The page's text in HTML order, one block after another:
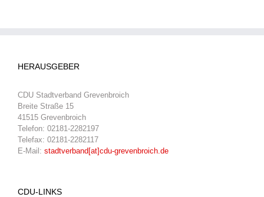
HERAUSGEBER
CDU Stadtverband Grevenbroich
Breite Straße 15
41515 Grevenbroich
Telefon: 02181-2282197
Telefax: 02181-2282117
E-Mail: stadtverband[at]cdu-grevenbroich.de
CDU-LINKS